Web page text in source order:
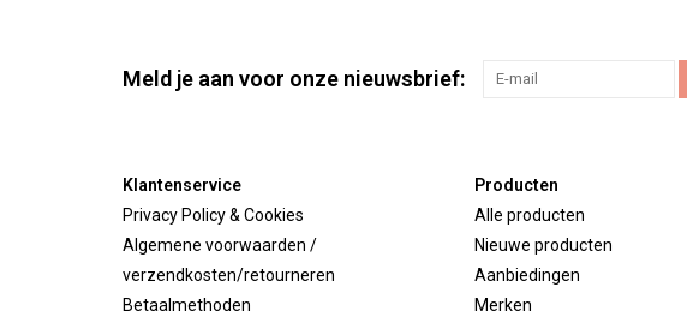
Meld je aan voor onze nieuwsbrief:
Klantenservice
Privacy Policy & Cookies
Algemene voorwaarden /
verzendkosten/retourneren
Betaalmethoden
Producten
Alle producten
Nieuwe producten
Aanbiedingen
Merken